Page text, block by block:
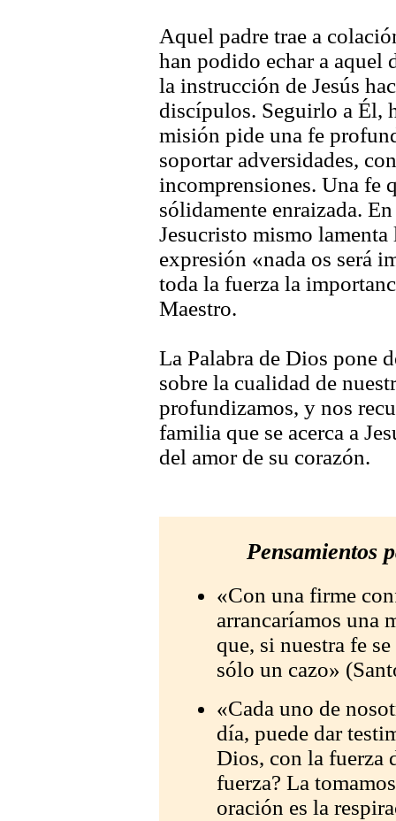
Aquel padre trae a
han podido echar a aquel
la instrucción de Jesús
discípulos. Seguirlo a Él,
misión pide una fe
soportar adversidades,
incomprensiones. Una fe
sólidamente enraizada.
Jesucristo mismo
expresión «nada os será
toda la fuerza la
Maestro.
La Palabra de Dios pone
sobre la cualidad de
profundizamos, y nos
familia que se acerca a
del amor de su corazón.
Pensamientos
«Con una firme
arrancaríamos una
que, si nuestra fe
sólo un cazo»
«Cada uno de
día, puede dar
Dios, con la fuerza
fuerza? La
oración es la